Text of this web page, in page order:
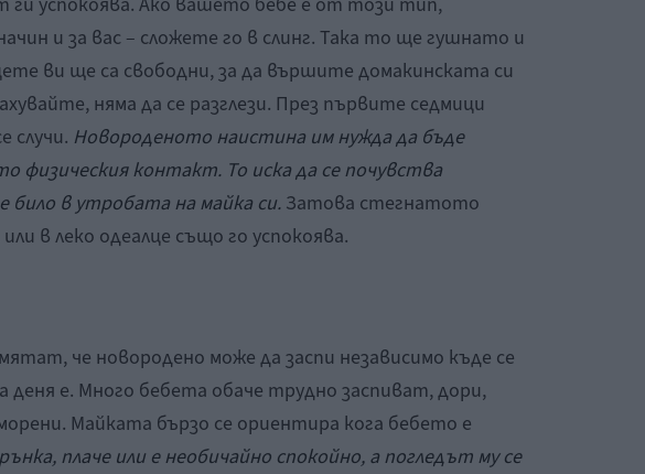
и за вас – сложете го в слинг. Така то ще гушнато и
ви ще са свободни, за да вършите домакинската си
няма да се разглези. През първите седмици
случи. Новороденото наистина им нужда да бъде
физическия контакт. То иска да се почувства
било в утробата на майка си. Затова стегнатото
в леко одеалце също го успокоява.
че новородено може да заспи независимо къде се
деня е. Много бебета обаче трудно заспиват, дори,
Майката бързо се ориентира кога бебето е
плаче или е необичайно спокойно, а погледът му се